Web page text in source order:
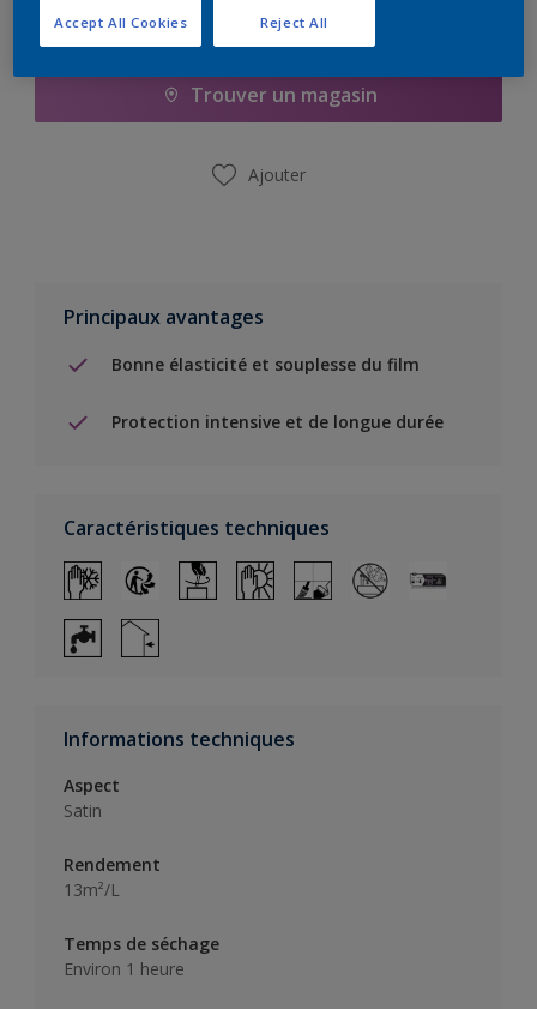
Ajouter à la liste d’achats
Trouver un magasin
Ajouter
Principaux avantages
Bonne élasticité et souplesse du film
Protection intensive et de longue durée
Caractéristiques techniques
Informations techniques
Aspect
Satin
Rendement
13m²/L
Temps de séchage
Environ 1 heure
Reject All
Accept All Cookies